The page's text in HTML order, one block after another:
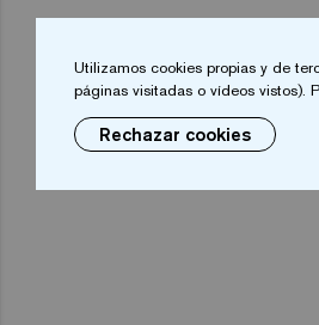
Utilizamos cookies propias y de
páginas visitadas o vídeos vistos).
Rechazar cookies